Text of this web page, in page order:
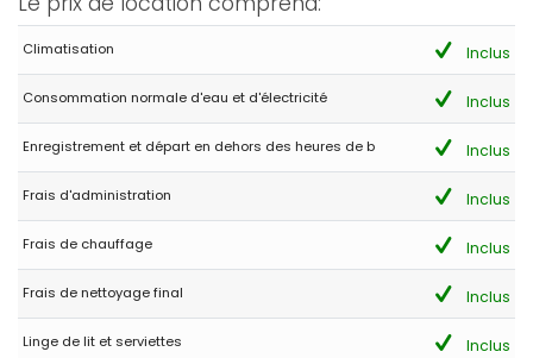
awning that gave much needed shade. Pool was lovely.
Fantastic views.
(Traduit par Google)
Nous avons adoré la villa. La climatisation était parfaite et très
appréciable. L'espace extérieur était fantastique, avec un store
charmante. La vue était magnifique.
- 7,3
(Texte original)
of jackhammers roaring from 8:00 a.m. onwards and trucks
backing into parking beeping right next to your house and pool, if
Climatisation Inclus
Consommation normale d'eau et d'électricité Inclus
Enregistrement et départ en dehors des heures de b Inclus
Frais d'administration Inclus
Frais de chauffage Inclus
Frais de nettoyage final Inclus
Linge de lit et serviettes Inclus